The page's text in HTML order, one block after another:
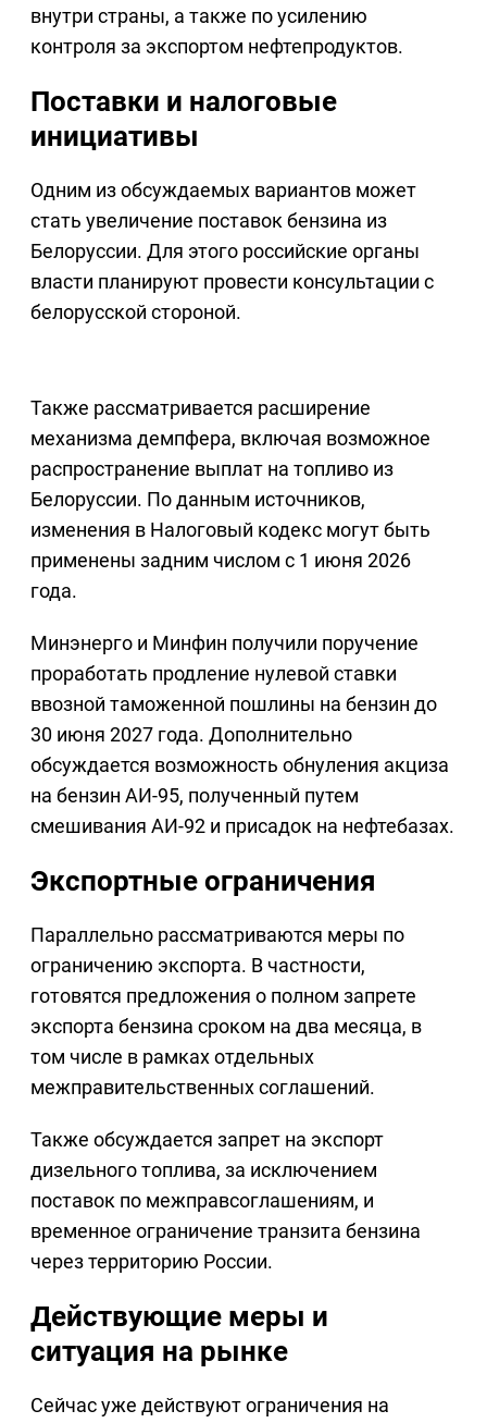
внутри страны, а также по усилению
контроля за экспортом нефтепродуктов.
Поставки и налоговые
инициативы
Одним из обсуждаемых вариантов может
стать увеличение поставок бензина из
Белоруссии. Для этого российские органы
власти планируют провести консультации с
белорусской стороной.
Также рассматривается расширение
механизма демпфера, включая возможное
распространение выплат на топливо из
Белоруссии. По данным источников,
изменения в Налоговый кодекс могут быть
применены задним числом с 1 июня 2026
года.
Минэнерго и Минфин получили поручение
проработать продление нулевой ставки
ввозной таможенной пошлины на бензин до
30 июня 2027 года. Дополнительно
обсуждается возможность обнуления акциза
на бензин АИ-95, полученный путем
смешивания АИ-92 и присадок на нефтебазах.
Экспортные ограничения
Параллельно рассматриваются меры по
ограничению экспорта. В частности,
готовятся предложения о полном запрете
экспорта бензина сроком на два месяца, в
том числе в рамках отдельных
межправительственных соглашений.
Также обсуждается запрет на экспорт
дизельного топлива, за исключением
поставок по межправсоглашениям, и
временное ограничение транзита бензина
через территорию России.
Действующие меры и
ситуация на рынке
Сейчас уже действуют ограничения на